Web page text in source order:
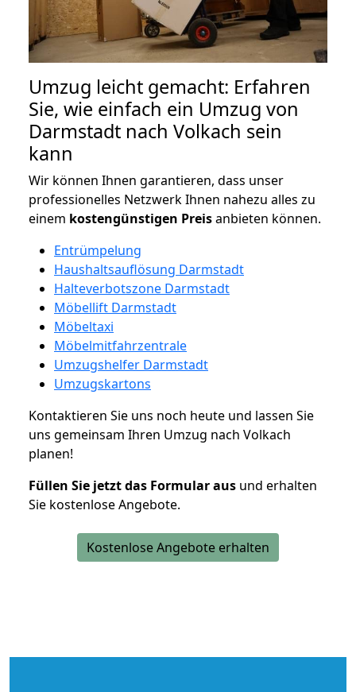
Umzug leicht gemacht: Erfahren
Sie, wie einfach ein Umzug von
Darmstadt nach Volkach sein
kann
Wir können Ihnen garantieren, dass unser
professionelles Netzwerk Ihnen nahezu alles zu
einem kostengünstigen Preisanbieten können.
Entrümpelung
Haushaltsauflösung Darmstadt
Halteverbotszone Darmstadt
Möbellift Darmstadt
Möbeltaxi
Möbelmitfahrzentrale
Umzugshelfer Darmstadt
Umzugskartons
Kontaktieren Sie uns noch heute und lassen Sie
uns gemeinsam Ihren Umzug nach Volkach
planen!
Füllen Sie jetzt das Formular aus und erhalten
Sie kostenlose Angebote.
Kostenlose Angebote erhalten